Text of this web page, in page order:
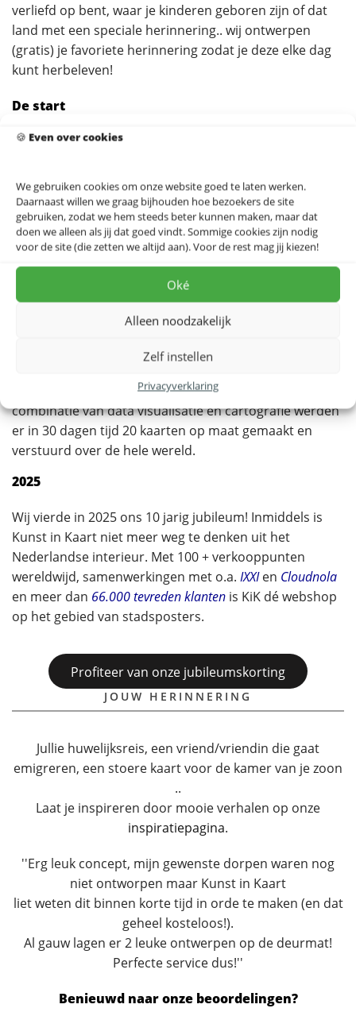
🍪 Even over cookies
We gebruiken cookies om onze website goed te laten werken.
Daarnaast willen we graag bijhouden hoe bezoekers de site
gebruiken, zodat we hem steeds beter kunnen maken, maar dat
doen we alleen als jij dat goed vindt. Sommige cookies zijn nodig
voor de site (die zetten we altijd aan). Voor de rest mag jij kiezen!
Oké
Alleen noodzakelijk
Zelf instellen
Privacyverklaring
verliefd op bent, waar je kinderen geboren zijn of dat
land met een speciale herinnering.. wij ontwerpen
(gratis) je favoriete herinnering zodat je deze elke dag
kunt herbeleven!
De start
In het najaar van 2014 ontwikkelde Jorick van Raalten
Utrecht. Het afstudeerproject, met de gelijknamige
titel: Kunst in Kaart, richtte zich op de kunstzinnige kant
van de cartografie. Waar de geschiedenis rijk is aan
kunstzinnige en decoratieve kaarten is het op dat
daar verandering in te brengen, besloot Jorick zelf te
werken aan een kaart voor de Tour de France tijdrit in
Utrecht, de start van Kunst in Kaart was een feit.
In de zomer van dat jaar, na het succesvol afronden
Kickstartercampagne. Door de
combinatie van data visualisatie en cartografie werden
er in 30 dagen tijd 20 kaarten op maat gemaakt en
verstuurd over de hele wereld.
2025
Wij vierde in 2025 ons 10 jarig jubileum! Inmiddels is
Kunst in Kaart niet meer weg te denken uit het
Nederlandse interieur. Met 100 + verkooppunten
wereldwijd, samenwerkingen met o.a. IXXIen Cloudnola
en meer dan 66.000 tevreden klanten is KiK dé webshop
op het gebied van stadsposters.
Profiteer van onze jubileumskorting
JOUW HERINNERING
Jullie huwelijksreis, een vriend/vriendin die gaat
emigreren, een stoere kaart voor de kamer van je zoon
..
Laat je inspireren door mooie verhalen op onze
inspiratiepagina.
''Erg leuk concept, mijn gewenste dorpen waren nog
niet ontworpen maar Kunst in Kaart
liet weten dit binnen korte tijd in orde te maken (en dat
geheel kosteloos!).
Al gauw lagen er 2 leuke ontwerpen op de deurmat!
Perfecte service dus!''
Benieuwd naar onze beoordelingen?